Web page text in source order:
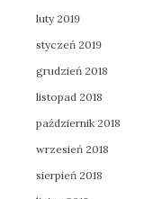
luty 2019
styczeń 2019
grudzień 2018
listopad 2018
październik 2018
wrzesień 2018
sierpień 2018